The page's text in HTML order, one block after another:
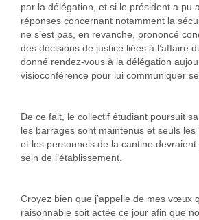
par la délégation, et si le président a pu
réponses concernant notamment la
ne s’est pas, en revanche, prononcé
des décisions de justice liées à l’affaire
donné rendez-vous à la délégation
visioconférence pour lui communiquer
De ce fait, le collectif étudiant poursuit
les barrages sont maintenus et seuls
et les personnels de la cantine
sein de l’établissement.
Croyez bien que j’appelle de mes vœux
raisonnable soit actée ce jour afin que